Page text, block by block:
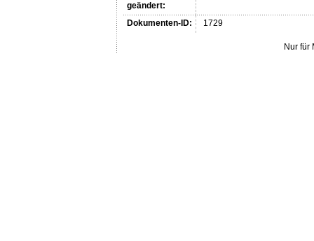
geändert:
Dokumenten-ID: 1729
Nur für